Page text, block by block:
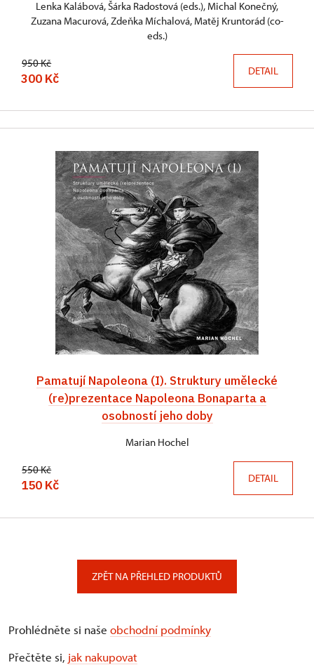
Lenka Kalábová, Šárka Radostová (eds.), Michal Konečný,
Zuzana Macurová, Zdeňka Míchalová, Matěj Kruntorád (co-
eds.)
950 Kč
300 Kč DETAIL
Pamatují Napoleona (I). Struktury umělecké
(re)prezentace Napoleona Bonaparta a
osobností jeho doby
Marian Hochel
550 Kč
150 Kč DETAIL
ZPĚT NA PŘEHLED PRODUKTŮ
Prohlédněte si naše obchodní podmínky
Přečtěte si, jak nakupovat